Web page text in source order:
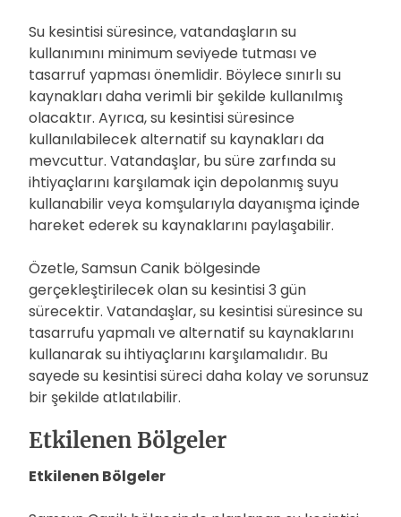
Su kesintisi süresince, vatandaşların su
kullanımını minimum seviyede tutması ve
tasarruf yapması önemlidir. Böylece sınırlı su
kaynakları daha verimli bir şekilde kullanılmış
olacaktır. Ayrıca, su kesintisi süresince
kullanılabilecek alternatif su kaynakları da
mevcuttur. Vatandaşlar, bu süre zarfında su
ihtiyaçlarını karşılamak için depolanmış suyu
kullanabilir veya komşularıyla dayanışma içinde
hareket ederek su kaynaklarını paylaşabilir.
Özetle, Samsun Canik bölgesinde
gerçekleştirilecek olan su kesintisi 3 gün
sürecektir. Vatandaşlar, su kesintisi süresince su
tasarrufu yapmalı ve alternatif su kaynaklarını
kullanarak su ihtiyaçlarını karşılamalıdır. Bu
sayede su kesintisi süreci daha kolay ve sorunsuz
bir şekilde atlatılabilir.
Etkilenen Bölgeler
Etkilenen Bölgeler